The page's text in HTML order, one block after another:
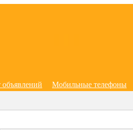
Мобильные телефоны